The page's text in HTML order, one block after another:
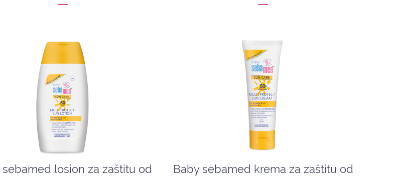
sebamed losion za zaštitu od
Baby sebamed krema za zaštitu od